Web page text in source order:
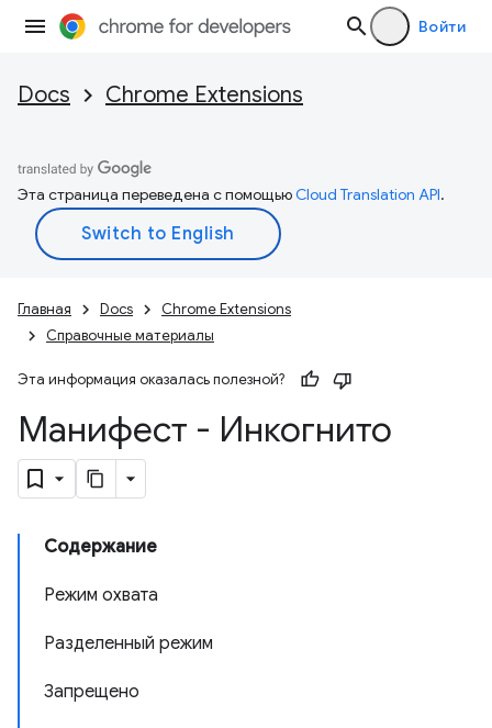
Войти
Docs Chrome Extensions
Эта страница переведена с помощьюCloud Translation API.
Главная Docs
Chrome Extensions
Справочные материалы
Эта информация оказалась полезной?
Манифест - Инкогнито
Содержание
Режим охвата
Разделенный режим
Запрещено